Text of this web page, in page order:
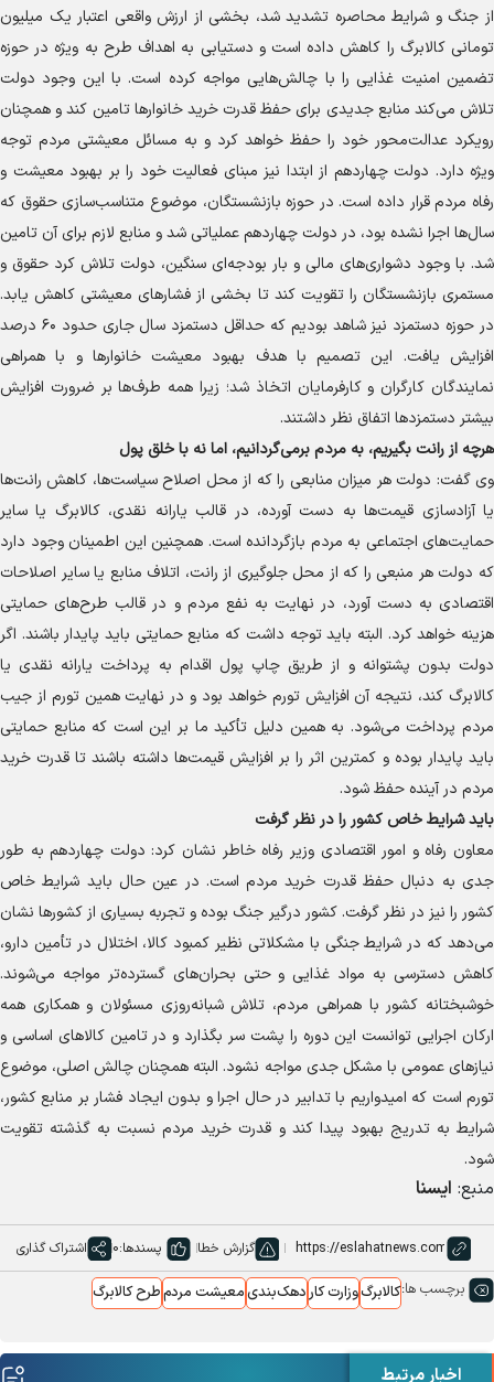
از جنگ و شرایط محاصره تشدید شد، بخشی از ارزش واقعی اعتبار یک میلیون
تومانی کالابرگ را کاهش داده است و دستیابی به اهداف طرح به ویژه در حوزه
تضمین امنیت غذایی را با چالش‌هایی مواجه کرده است. با این وجود دولت
تلاش می‌کند منابع جدیدی برای حفظ قدرت خرید خانوار‌ها تامین کند و همچنان
رویکرد عدالت‌محور خود را حفظ خواهد کرد و به مسائل معیشتی مردم توجه
ویژه دارد. دولت چهاردهم از ابتدا نیز مبنای فعالیت خود را بر بهبود معیشت و
رفاه مردم قرار داده است. در حوزه بازنشستگان، موضوع متناسب‌سازی حقوق که
سال‌ها اجرا نشده بود، در دولت چهاردهم عملیاتی شد و منابع لازم برای آن تامین
شد. با وجود دشواری‌های مالی و بار بودجه‌ای سنگین، دولت تلاش کرد حقوق و
مستمری بازنشستگان را تقویت کند تا بخشی از فشار‌های معیشتی کاهش یابد.
در حوزه دستمزد نیز شاهد بودیم که حداقل دستمزد سال جاری حدود ۶۰ درصد
افزایش یافت. این تصمیم با هدف بهبود معیشت خانوار‌ها و با همراهی
نمایندگان کارگران و کارفرمایان اتخاذ شد؛ زیرا همه طرف‌ها بر ضرورت افزایش
بیشتر دستمزد‌ها اتفاق نظر داشتند.
هرچه از رانت بگیریم، به مردم برمی‌گردانیم، اما نه با خلق پول
وی گفت: دولت هر میزان منابعی را که از محل اصلاح سیاست‌ها، کاهش رانت‌ها
یا آزادسازی قیمت‌ها به دست آورده، در قالب یارانه نقدی، کالابرگ یا سایر
حمایت‌های اجتماعی به مردم بازگردانده است. همچنین این اطمینان وجود دارد
که دولت هر منبعی را که از محل جلوگیری از رانت، اتلاف منابع یا سایر اصلاحات
اقتصادی به دست آورد، در نهایت به نفع مردم و در قالب طرح‌های حمایتی
هزینه خواهد کرد. البته باید توجه داشت که منابع حمایتی باید پایدار باشند. اگر
دولت بدون پشتوانه و از طریق چاپ پول اقدام به پرداخت یارانه نقدی یا
کالابرگ کند، نتیجه آن افزایش تورم خواهد بود و در نهایت همین تورم از جیب
مردم پرداخت می‌شود. به همین دلیل تأکید ما بر این است که منابع حمایتی
باید پایدار بوده و کمترین اثر را بر افزایش قیمت‌ها داشته باشند تا قدرت خرید
مردم در آینده حفظ شود.
باید شرایط خاص کشور را در نظر گرفت
معاون رفاه و امور اقتصادی وزیر رفاه خاطر نشان کرد: دولت چهاردهم به طور
جدی به دنبال حفظ قدرت خرید مردم است. در عین حال باید شرایط خاص
کشور را نیز در نظر گرفت. کشور درگیر جنگ بوده و تجربه بسیاری از کشور‌ها نشان
می‌دهد که در شرایط جنگی با مشکلاتی نظیر کمبود کالا، اختلال در تأمین دارو،
کاهش دسترسی به مواد غذایی و حتی بحران‌های گسترده‌تر مواجه می‌شوند.
خوشبختانه کشور با همراهی مردم، تلاش شبانه‌روزی مسئولان و همکاری همه
ارکان اجرایی توانست این دوره را پشت سر بگذارد و در تامین کالا‌های اساسی و
نیاز‌های عمومی با مشکل جدی مواجه نشود. البته همچنان چالش اصلی، موضوع
تورم است که امیدواریم با تدابیر در حال اجرا و بدون ایجاد فشار بر منابع کشور،
شرایط به تدریج بهبود پیدا کند و قدرت خرید مردم نسبت به گذشته تقویت
شود.
منبع: ایسنا
گزارش خطا پسندها:0 اشتراک گذاری
برچسب ها:کالابرگوزارت کاردهک‌بندیمعیشت مردمطرح کالابرگ
اخبار مرتبط